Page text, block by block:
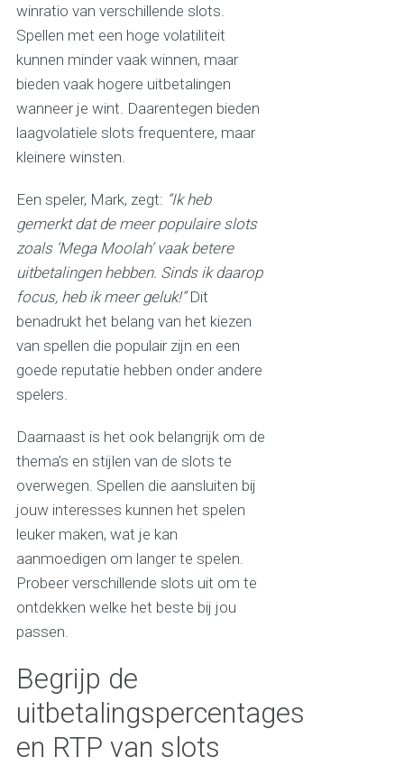
winratio van verschillende slots.
Spellen met een hoge volatiliteit
kunnen minder vaak winnen, maar
bieden vaak hogere uitbetalingen
wanneer je wint. Daarentegen bieden
laagvolatiele slots frequentere, maar
kleinere winsten.
Een speler, Mark, zegt: “Ik heb
gemerkt dat de meer populaire slots
zoals ‘Mega Moolah’ vaak betere
uitbetalingen hebben. Sinds ik daarop
focus, heb ik meer geluk!”Dit
benadrukt het belang van het kiezen
van spellen die populair zijn en een
goede reputatie hebben onder andere
spelers.
Daarnaast is het ook belangrijk om de
thema’s en stijlen van de slots te
overwegen. Spellen die aansluiten bij
jouw interesses kunnen het spelen
leuker maken, wat je kan
aanmoedigen om langer te spelen.
Probeer verschillende slots uit om te
ontdekken welke het beste bij jou
passen.
Begrijp de
uitbetalingspercentages
en RTP van slots